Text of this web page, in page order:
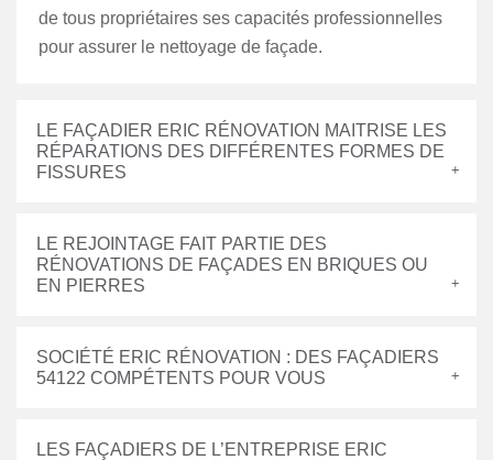
de tous propriétaires ses capacités professionnelles
pour assurer le nettoyage de façade.
LE FAÇADIER ERIC RÉNOVATION MAITRISE LES
RÉPARATIONS DES DIFFÉRENTES FORMES DE
FISSURES
LE REJOINTAGE FAIT PARTIE DES
RÉNOVATIONS DE FAÇADES EN BRIQUES OU
EN PIERRES
SOCIÉTÉ ERIC RÉNOVATION : DES FAÇADIERS
54122 COMPÉTENTS POUR VOUS
LES FAÇADIERS DE L’ENTREPRISE ERIC